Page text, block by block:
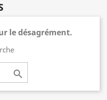
le désagrément.
